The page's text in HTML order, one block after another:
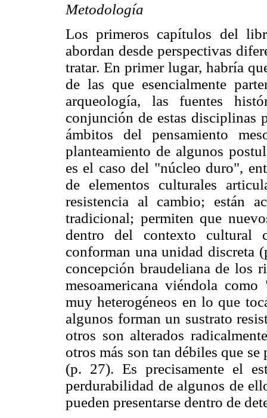
Metodología
Los primeros capítulos del
abordan desde perspectivas
tratar. En primer lugar, habría
de las que esencialmente
arqueología, las fuentes
conjunción de estas disciplinas
ámbitos del pensamiento
planteamiento de algunos
es el caso del "núcleo duro",
de elementos culturales
resistencia al cambio; están
tradicional; permiten que
dentro del contexto cultural
conforman una unidad discreta
concepción braudeliana de los
mesoamericana viéndola
muy heterogéneos en lo que
algunos forman un sustrato
otros son alterados
otros más son tan débiles que
(p. 27). Es precisamente el
perdurabilidad de algunos de
pueden presentarse dentro de